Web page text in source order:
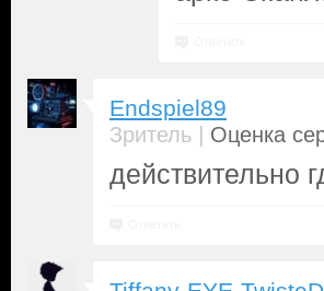
Endspiel89
Зритель | Оценка
действительно